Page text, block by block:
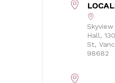
Hall,
St,
98682